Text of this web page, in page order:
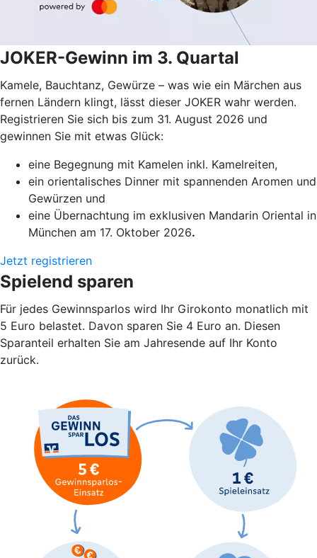
JOKER-Gewinn im 3. Quartal
Kamele, Bauchtanz, Gewürze – was wie ein Märchen aus
fernen Ländern klingt, lässt dieser JOKER wahr werden.
Registrieren Sie sich bis zum 31. August 2026 und
gewinnen Sie mit etwas Glück:
eine Begegnung mit Kamelen inkl. Kamelreiten,
ein orientalisches Dinner mit spannenden Aromen und
Gewürzen und
eine Übernachtung im exklusiven Mandarin Oriental in
München am 17. Oktober 2026.
Jetzt registrieren
Spielend sparen
Für jedes Gewinnsparlos wird Ihr Girokonto monatlich mit
5 Euro belastet. Davon sparen Sie 4 Euro an. Diesen
Sparanteil erhalten Sie am Jahresende auf Ihr Konto
zurück.